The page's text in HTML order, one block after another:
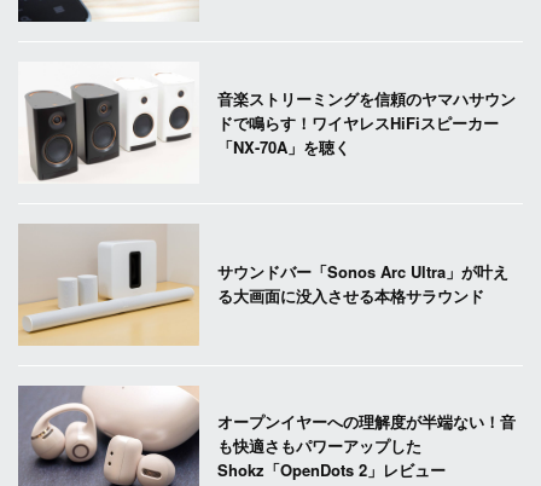
音楽ストリーミングを信頼のヤマハサウン
ドで鳴らす！ワイヤレスHiFiスピーカー
「NX-70A」を聴く
サウンドバー「Sonos Arc Ultra」が叶え
る大画面に没入させる本格サラウンド
オープンイヤーへの理解度が半端ない！音
も快適さもパワーアップした
Shokz「OpenDots 2」レビュー